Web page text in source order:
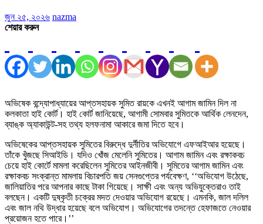
জুন ২৫, ২০২৬ nazma
শেয়ার করুন
অভিষেক বন্দ্যোপাধ্যায়ের আপ্তসহায়ক সুমিত রায়কে এখনই আগাম জামিন দিল না
কলকাতা হাই কোর্ট। হাই কোর্ট জানিয়েছে, আগামী সোমবার সুমিতকে আর্থিক লেনদেন,
ব্যাঙ্ক অ্যাকাউন্ট-সহ তথ্য হলফনামা আকারে জমা দিতে হবে।
অভিষেকের আপ্তসহায়ক সুমিতের বিরুদ্ধে দুর্নীতির অভিযোগে এফআইআর হয়েছে।
তাঁকে খুঁজছে সিআইডি। যদিও খোঁজ মেলেনি সুমিতের। আগাম জামিন এবং রক্ষাকবচ
চেয়ে হাই কোর্টে মামলা করেছিলেন সুমিতের আইনজীবী। সুমিতের আগাম জামিন এবং
রক্ষাকবচ সংক্রান্ত মামলায় বিচারপতি জয় সেনগুপ্তের পর্যবেক্ষণ, ‘‘অভিযোগ উঠেছে,
জালিয়াতির পরে আপনার কাছে টাকা গিয়েছে। সাক্ষী এবং অন্য অভিযুক্তেরাও তাই
বলছেন। একটি দুষ্কৃতী চক্রের মদত দেওয়ার অভিযোগ রয়েছে। এমনকি, জাল দলিল
এবং জাল নথি উদ্ধার হয়েছে বলে অভিযোগ। অভিযোগের তদন্তে হেফাজতে নেওয়ার
প্রয়োজন হতে পারে।’’